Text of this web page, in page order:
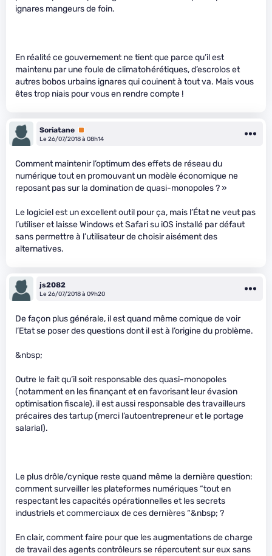
ignares mangeurs de foin.
En réalité ce gouvernement ne tient que parce qu’il est
maintenu par une foule de climatohérétiques, d’escrolos et
autres bobos urbains ignares qui couinent à tout va. Mais vous
êtes trop niais pour vous en rendre compte !
Soriatane Premium
Le 26/07/2018 à 08h14
Comment maintenir l’optimum des effets de réseau du
numérique tout en promouvant un modèle économique ne
reposant pas sur la domination de quasi-monopoles ? »
Le logiciel est un excellent outil pour ça, mais l’État ne veut pas
l’utiliser et laisse Windows et Safari su iOS installé par défaut
sans permettre à l’utilisateur de choisir aisément des
alternatives.
js2082
Le 26/07/2018 à 09h20
De façon plus générale, il est quand même comique de voir
l’Etat se poser des questions dont il est à l’origine du problème.
&nbsp;
Outre le fait qu’il soit responsable des quasi-monopoles
(notamment en les finançant et en favorisant leur évasion
optimisation fiscale), il est aussi responsable des travailleurs
précaires des tartup (merci l’autoentrepreneur et le portage
salarial).
Le plus drôle/cynique reste quand même la dernière question:
comment surveiller les plateformes numériques “tout en
respectant les capacités opérationnelles et les secrets
industriels et commerciaux de ces dernières “&nbsp; ?
En clair, comment faire pour que les augmentations de charge
de travail des agents contrôleurs se répercutent sur eux sans